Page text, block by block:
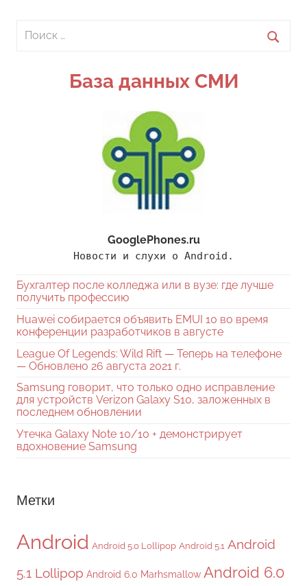
Поиск
База данных СМИ
GooglePhones.ru
Новости и слухи о Android.
Бухгалтер после колледжа или в вузе: где лучше
получить профессию
Huawei собирается объявить EMUI 10 во время
конференции разработчиков в августе
League Of Legends: Wild Rift — Теперь на телефоне
— Обновлено 26 августа 2021 г.
Samsung говорит, что только одно исправление
для устройств Verizon Galaxy S10, заложенных в
последнем обновлении
Утечка Galaxy Note 10/10 + демонстрирует
вдохновение Samsung
Метки
Android Android 5.0 Lollipop Android 5.1 Android
5.1 Lollipop Android 6.0 Marhsmallow Android 6.0